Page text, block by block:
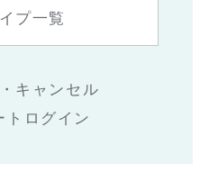
プ一覧
キャンセル
トログイン